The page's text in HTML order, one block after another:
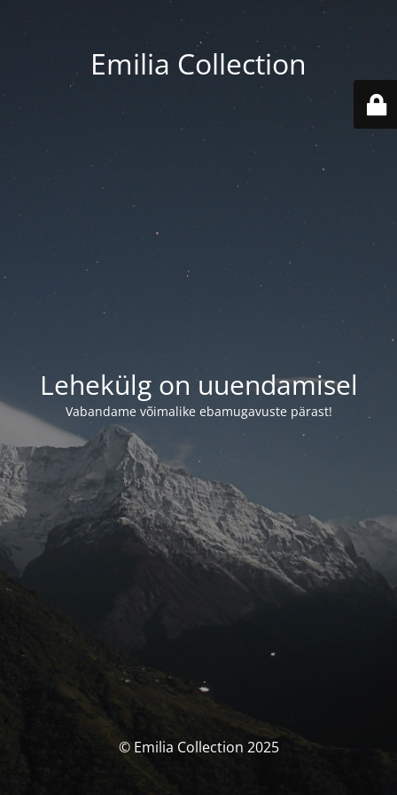
Emilia Collection
Lehekülg on uuendamisel
Vabandame võimalike ebamugavuste pärast!
© Emilia Collection 2025